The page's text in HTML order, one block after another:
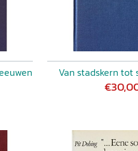
Van stadskern tot